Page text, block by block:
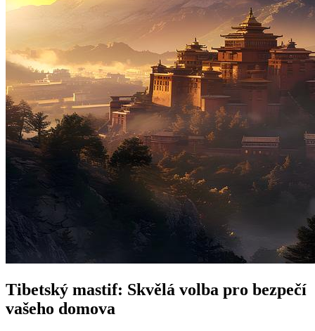
Tibetský mastif: Skvělá volba pro bezpečí
vašeho domova